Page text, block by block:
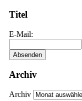
Titel
E-Mail:
Archiv
Archiv